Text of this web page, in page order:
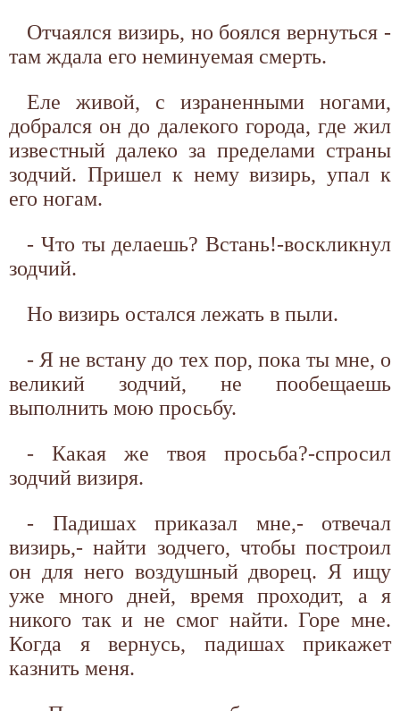
Отчаялся визирь, но боялся вернуться -
там ждала его неминуемая смерть.
Еле живой, с израненными ногами,
добрался он до далекого города, где жил
известный далеко за пределами страны
зодчий. Пришел к нему визирь, упал к
его ногам.
- Что ты делаешь? Встань!-воскликнул
зодчий.
Но визирь остался лежать в пыли.
- Я не встану до тех пор, пока ты мне, о
великий зодчий, не пообещаешь
выполнить мою просьбу.
- Какая же твоя просьба?-спросил
зодчий визиря.
- Падишах приказал мне,- отвечал
визирь,- найти зодчего, чтобы построил
он для него воздушный дворец. Я ищу
уже много дней, время проходит, а я
никого так и не смог найти. Горе мне.
Когда я вернусь, падишах прикажет
казнить меня.